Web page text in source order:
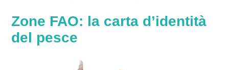
Zone FAO: la carta d’identità
del pesce